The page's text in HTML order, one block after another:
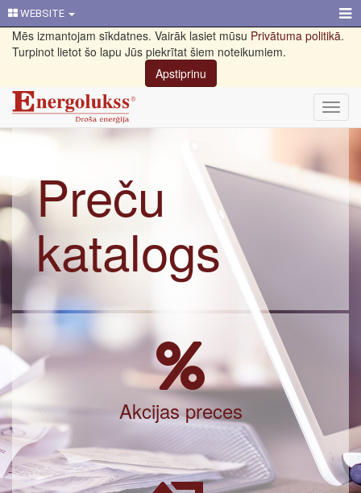
WEBSITE
Mēs izmantojam sīkdatnes. Vairāk lasiet mūsu Privātuma politikā.
Turpinot lietot šo lapu Jūs piekrītat šiem noteikumiem.
Apstiprinu
Preču
katalogs
Akcijas preces